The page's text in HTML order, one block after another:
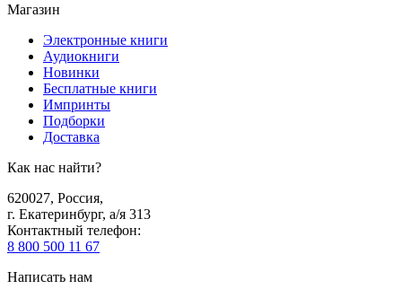
Магазин
Электронные книги
Аудиокниги
Новинки
Бесплатные книги
Импринты
Подборки
Доставка
Как нас найти?
620027, Россия,
г. Екатеринбург, а/я 313
Контактный телефон:
8 800 500 11 67
Написать нам